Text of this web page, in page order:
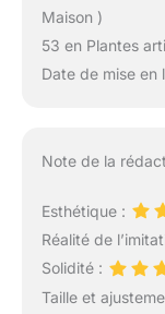
Maison )
53 en Plantes
Date de mise en
Note de la
Esthétique :
Réalité de
Solidité :
Taille et